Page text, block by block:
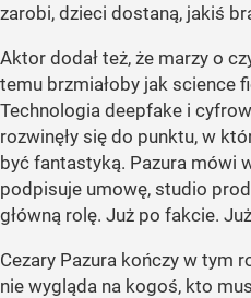
zarobi, dzieci dostaną, jakiś
Aktor dodał też, że marzy o
temu brzmiałoby jak science
Technologia deepfake i
rozwinęły się do punktu, w
być fantastyką. Pazura mówi
podpisuje umowę, studio
główną rolę. Już po fakcie.
Cezary Pazura kończy w tym
nie wygląda na kogoś, kto